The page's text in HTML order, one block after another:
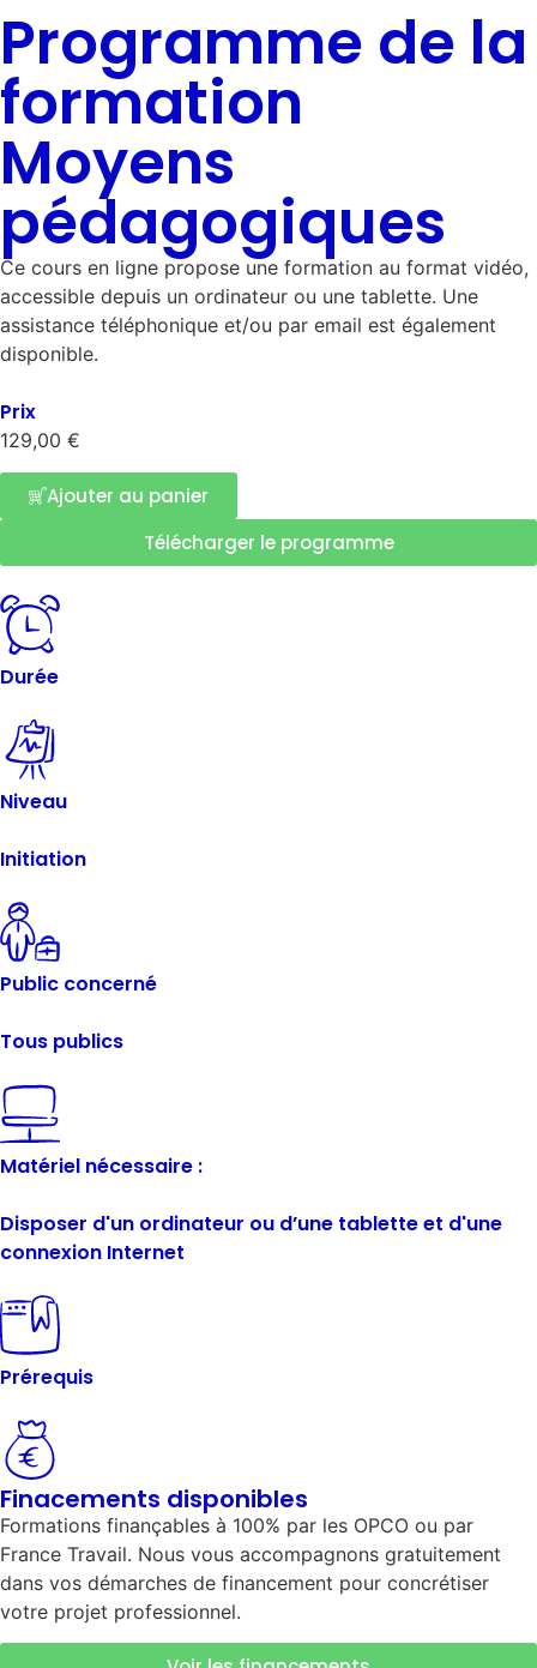
Programme de la
formation
Moyens
pédagogiques
Ce cours en ligne propose une formation au format vidéo,
accessible depuis un ordinateur ou une tablette. Une
assistance téléphonique et/ou par email est également
disponible.
Prix
129,00 €
Ajouter au panier
Télécharger le programme
Durée
Niveau
Initiation
Public concerné
Tous publics
Matériel nécessaire :
Disposer d'un ordinateur ou d’une tablette et d'une
connexion Internet
Prérequis
Finacements disponibles
Formations finançables à 100% par les OPCO ou par
France Travail. Nous vous accompagnons gratuitement
dans vos démarches de financement pour concrétiser
votre projet professionnel.